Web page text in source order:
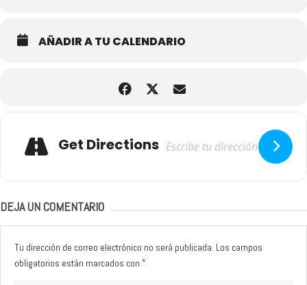
AÑADIR A TU CALENDARIO
Get Directions
DEJA UN COMENTARIO
Tu dirección de correo electrónico no será publicada. Los campos
obligatorios están marcados con *